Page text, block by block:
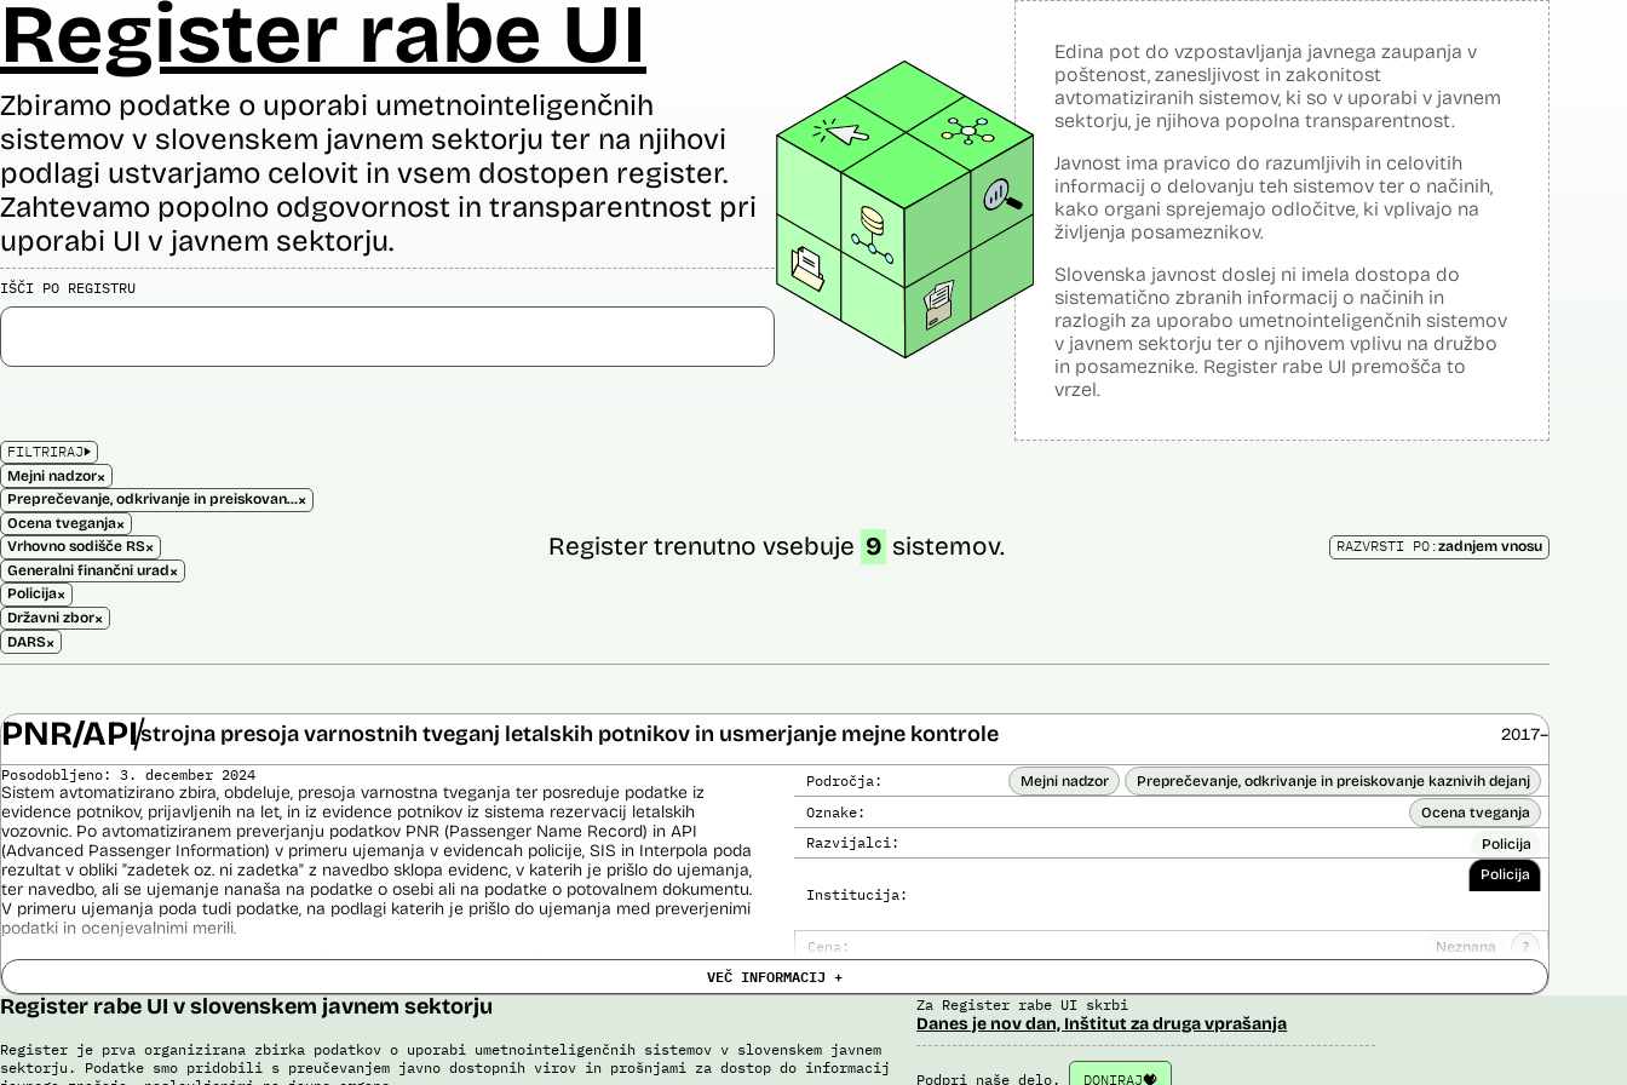
Register rabe UI
Zbiramo podatke o uporabi umetnointeligenčnih
sistemov v slovenskem javnem sektorju ter na njihovi
podlagi ustvarjamo celovit in vsem dostopen register.
Zahtevamo popolno odgovornost in transparentnost pri
uporabi UI v javnem sektorju.
IŠČI PO REGISTRU
Edina pot do vzpostavljanja javnega zaupanja v
poštenost, zanesljivost in zakonitost
avtomatiziranih sistemov, ki so v uporabi v javnem
sektorju, je njihova popolna transparentnost.
Javnost ima pravico do razumljivih in celovitih
informacij o delovanju teh sistemov ter o načinih,
kako organi sprejemajo odločitve, ki vplivajo na
življenja posameznikov.
Slovenska javnost doslej ni imela dostopa do
sistematično zbranih informacij o načinih in
razlogih za uporabo umetnointeligenčnih sistemov
v javnem sektorju ter o njihovem vplivu na družbo
in posameznike. Register rabe UI premošča to
vrzel.
FILTRIRAJ
Mejni nadzor×
Preprečevanje, odkrivanje in preiskovanje kaznivih dejanj×
Ocena tveganja×
Vrhovno sodišče RS×
Generalni finančni urad×
Policija×
Državni zbor×
DARS×
Register trenutno vsebuje 9 sistemov. RAZVRSTI PO:zadnjem vnosu
PNR/APIstrojna presoja varnostnih tveganj letalskih potnikov in usmerjanje mejne kontrole 2017–
Področja: Mejni nadzor Preprečevanje, odkrivanje in preiskovanje kaznivih dejanj
Oznake: Ocena tveganja
Razvijalci: Policija
Institucija:
Policija
Cena: Neznana ?
Analiza učinka na človekove pravice opravljena:
Analiza učinka na osebne podatke opravljena:
Posodobljeno: 3. december 2024
Sistem avtomatizirano zbira, obdeluje, presoja varnostna tveganja ter posreduje podatke iz
evidence potnikov, prijavljenih na let, in iz evidence potnikov iz sistema rezervacij letalskih
vozovnic. Po avtomatiziranem preverjanju podatkov PNR (Passenger Name Record) in API
(Advanced Passenger Information) v primeru ujemanja v evidencah policije, SIS in Interpola poda
rezultat v obliki "zadetek oz. ni zadetka" z navedbo sklopa evidenc, v katerih je prišlo do ujemanja,
ter navedbo, ali se ujemanje nanaša na podatke o osebi ali na podatke o potovalnem dokumentu.
V primeru ujemanja poda tudi podatke, na podlagi katerih je prišlo do ujemanja med preverjenimi
podatki in ocenjevalnimi merili.
Ocenjevalna merila so oblikovana z analitično obdelavo podatkov, pri čemer se oblikujejo
indikatorji tveganja, ki predstavljajo posamezne podatke, za katere je bilo pri analitični obdelavi
ugotovljeno, da predstavljajo specifične potovalne vzorce storilcev terorističnih in drugih hudih
kaznivih dejanj oziroma njihovih žrtev ter zato omogočajo usmerjeno delo policije in drugih
pristojnih organov na takšne osebe. Nacionalna enota za informacije o potnikih lahko glede na
utemeljene razloge v posamičnem primeru posreduje podatke potnikov, prijavljenih na let,
oziroma podatke potnikov iz sistema rezervacij letalskih vozovnic oziroma rezultate njihove
VEČ INFORMACIJ +
Register rabe UI v slovenskem javnem sektorju
Register je prva organizirana zbirka podatkov o uporabi umetnointeligenčnih sistemov v slovenskem javnem
sektorju. Podatke smo pridobili s preučevanjem javno dostopnih virov in prošnjami za dostop do informacij
Za Register rabe UI skrbi
Danes je nov dan, Inštitut za druga vprašanja
Podpri naše delo. DONIRAJ